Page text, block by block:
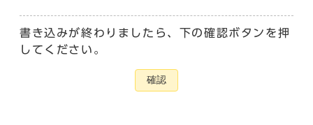
書き込みが終わりましたら、下の確認ボタンを押
してください。
確認